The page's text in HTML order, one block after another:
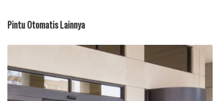
Pintu Otomatis Lainnya